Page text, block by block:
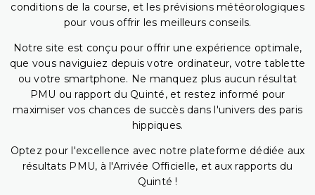
conditions de la course, et les prévisions météorologiques
pour vous offrir les meilleurs conseils.
Notre site est conçu pour offrir une expérience optimale,
que vous naviguiez depuis votre ordinateur, votre tablette
ou votre smartphone. Ne manquez plus aucun résultat
PMU ou rapport du Quinté, et restez informé pour
maximiser vos chances de succès dans l'univers des paris
hippiques.
Optez pour l'excellence avec notre plateforme dédiée aux
résultats PMU, à l'Arrivée Officielle, et aux rapports du
Quinté !